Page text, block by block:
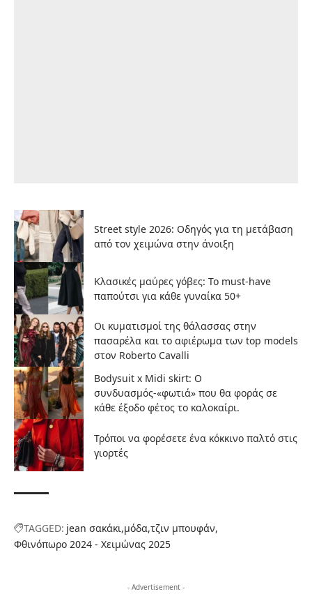
Street style 2026: Οδηγός για τη μετάβαση
από τον χειμώνα στην άνοιξη
Κλασικές μαύρες γόβες: Το must-have
παπούτσι για κάθε γυναίκα 50+
Οι κυματισμοί της θάλασσας στην
πασαρέλα και το αφιέρωμα των top models
στον Roberto Cavalli
Bodysuit x Midi skirt: Ο
συνδυασμός-«φωτιά» που θα φοράς σε
κάθε έξοδο φέτος το καλοκαίρι.
Τρόποι να φορέσετε ένα κόκκινο παλτό στις
γιορτές
TAGGED: jean σακάκι μόδα τζιν μπουφάν
Φθινόπωρο 2024 - Χειμώνας 2025
- Advertisement -